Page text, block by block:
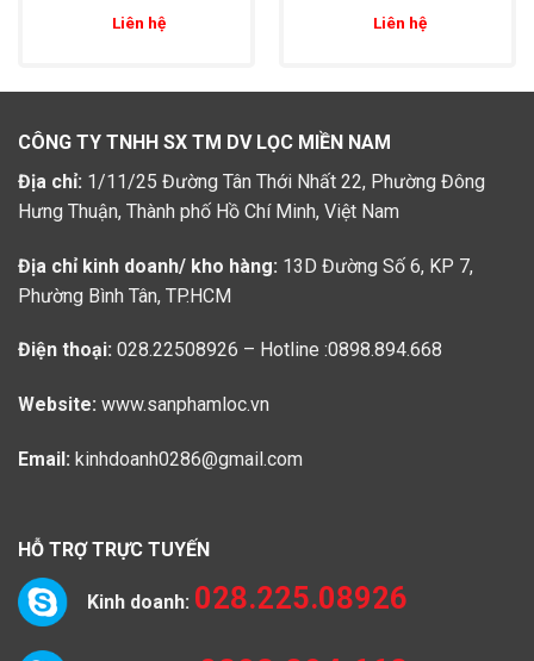
Liên hệ Liên hệ
CÔNG TY TNHH SX TM DV LỌC MIỀN NAM
Địa chỉ: 1/11/25 Đường Tân Thới Nhất 22, Phường Đông
Hưng Thuận, Thành phố Hồ Chí Minh, Việt Nam
Địa chỉ kinh doanh/ kho hàng: 13D Đường Số 6, KP 7,
Phường Bình Tân, TP.HCM
Điện thoại: 028.22508926 – Hotline :0898.894.668
Website: www.sanphamloc.vn
Email: kinhdoanh0286@gmail.com
HỖ TRỢ TRỰC TUYẾN
Kinh doanh: 028.225.08926